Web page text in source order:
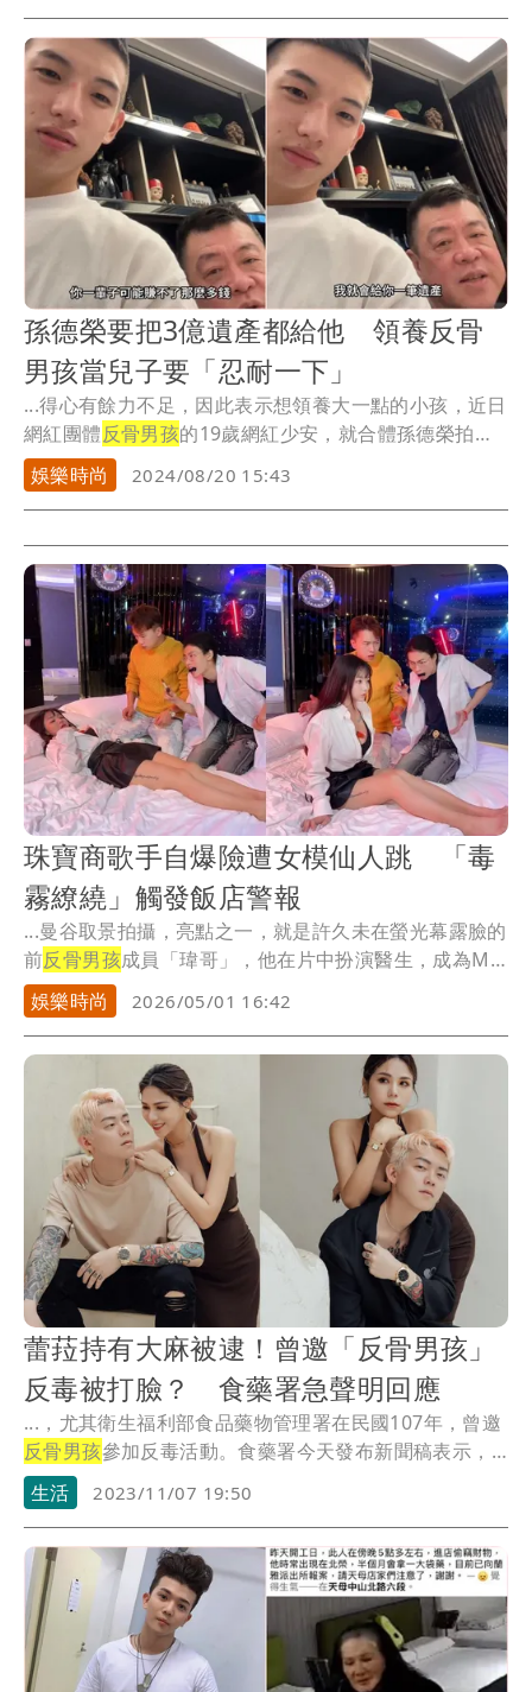
孫德榮要把3億遺產都給他 領養反骨
男孩當兒子要「忍耐一下」
...得心有餘力不足，因此表示想領養大一點的小孩，近日
網紅團體反骨男孩的19歲網紅少安，就合體孫德榮拍
片。
娛樂時尚 2024/08/20 15:43
珠寶商歌手自爆險遭女模仙人跳 「毒
霧繚繞」觸發飯店警報
...曼谷取景拍攝，亮點之一，就是許久未在螢光幕露臉的
前反骨男孩成員「瑋哥」，他在片中扮演醫生，成為MV
中...
娛樂時尚 2026/05/01 16:42
蕾菈持有大麻被逮！曾邀「反骨男孩」
反毒被打臉？ 食藥署急聲明回應
...，尤其衛生福利部食品藥物管理署在民國107年，曾邀
反骨男孩參加反毒活動。食藥署今天發布新聞稿表示，
當...
生活 2023/11/07 19:50